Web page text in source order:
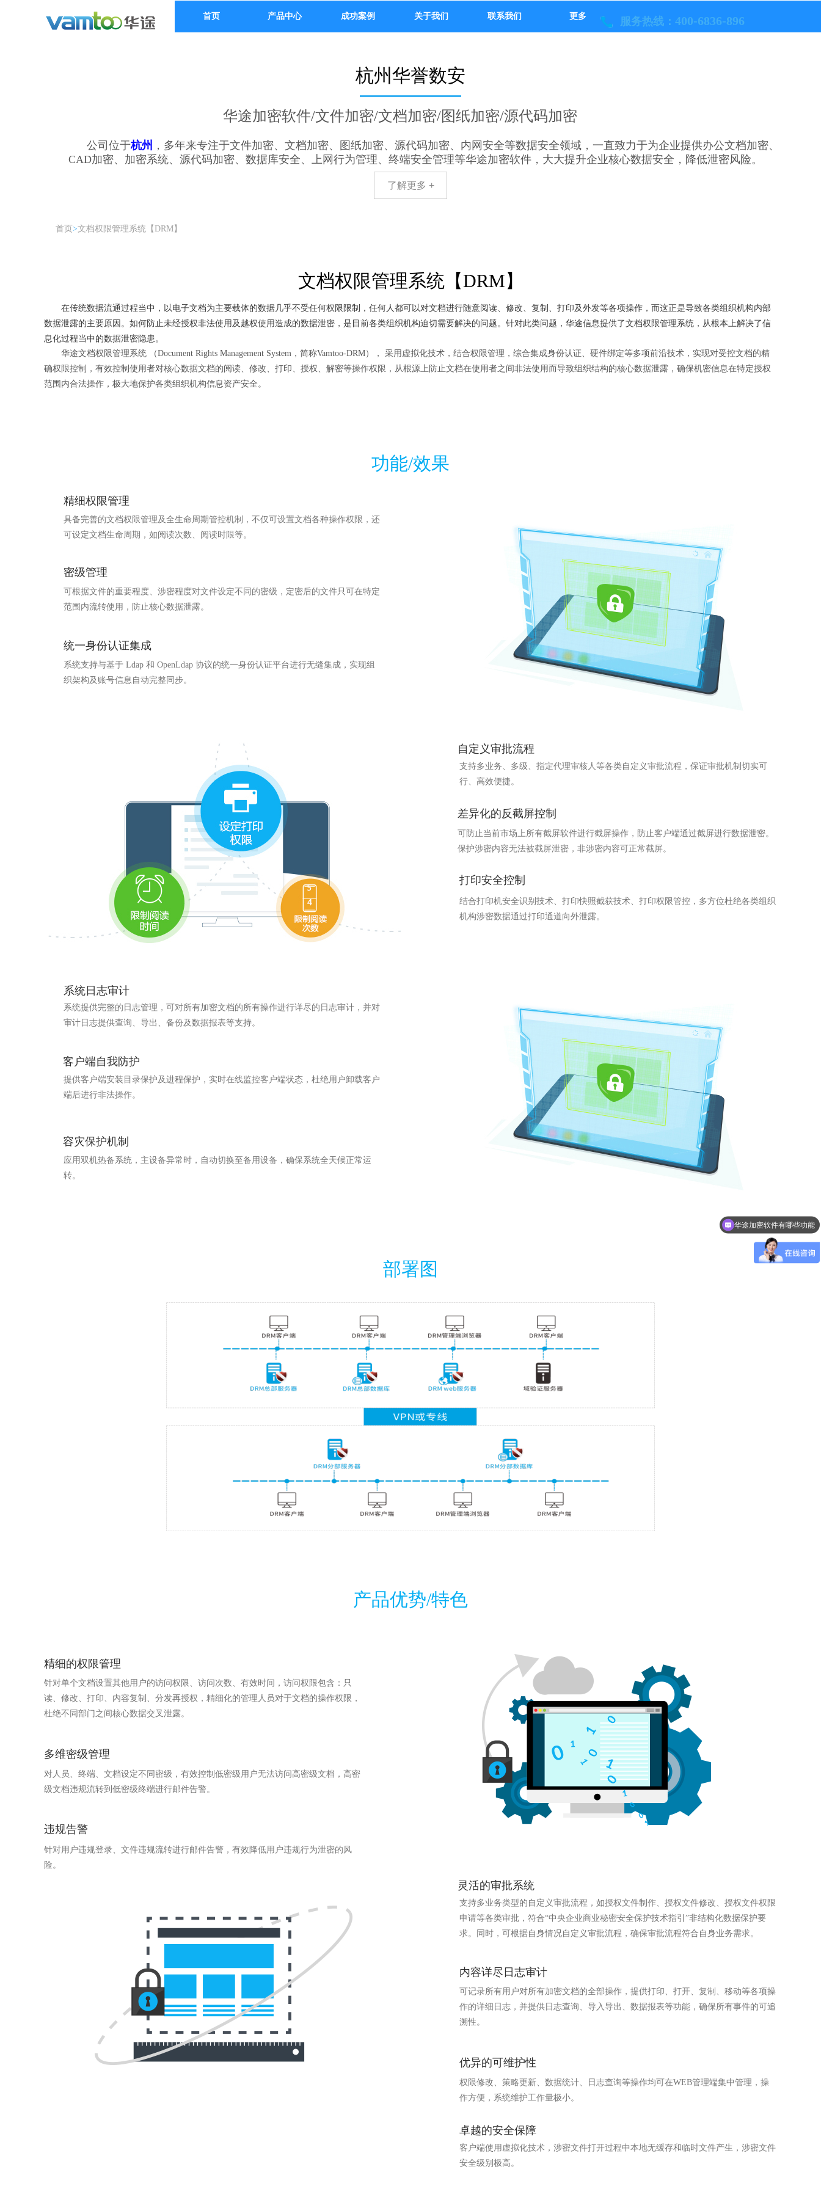
服务热线： 400-6836-896
首页 产品中心 成功案例 关于我们 联系我们 更多
杭州华誉数安
华途加密软件/文件加密/文档加密/图纸加密/源代码加密
公司位于杭州 ，多年来专注于文件加密、文档加密、图纸加密、源代码加密、内网安全等数据安全领域，一直致力于为企业提供办公文档加密、
CAD加密、加密系统、源代码加密、数据库安全、上网行为管理、终端安全管理等华途加密软件，大大提升企业核心数据安全，降低泄密风险。
了解更多 +
首页 >文档权限管理系统【DRM】
文档权限管理系统【DRM】
在传统数据流通过程当中，以电子文档为主要载体的数据几乎不受任何权限限制，任何人都可以对文档进行随意阅读、修改、复制、打印及外发等各项操作，而这正是导致各类组织机构内部
数据泄露的主要原因。如何防止未经授权非法使用及越权使用造成的数据泄密，是目前各类组织机构迫切需要解决的问题。针对此类问题，华途信息提供了文档权限管理系统，从根本上解决了信
息化过程当中的数据泄密隐患。
华途文档权限管理系统 （Document Rights Management System，简称Vamtoo-DRM）， 采用虚拟化技术，结合权限管理，综合集成身份认证、硬件绑定等多项前沿技术，实现对受控文档的精
确权限控制，有效控制使用者对核心数据文档的阅读、修改、打印、授权、解密等操作权限，从根源上防止文档在使用者之间非法使用而导致组织结构的核心数据泄露，确保机密信息在特定授权
范围内合法操作，极大地保护各类组织机构信息资产安全。
功能/效果
精细权限管理
具备完善的文档权限管理及全生命周期管控机制，不仅可设置文档各种操作权限，还
可设定文档生命周期，如阅读次数、阅读时限等。
密级管理
可根据文件的重要程度、涉密程度对文件设定不同的密级，定密后的文件只可在特定
范围内流转使用，防止核心数据泄露。
统一身份认证集成
系统支持与基于 Ldap 和 OpenLdap 协议的统一身份认证平台进行无缝集成，实现组
织架构及账号信息自动完整同步。
自定义审批流程
支持多业务、多级、指定代理审核人等各类自定义审批流程，保证审批机制切实可
行、高效便捷。
差异化的反截屏控制
可防止当前市场上所有截屏软件进行截屏操作，防止客户端通过截屏进行数据泄密。
保护涉密内容无法被截屏泄密，非涉密内容可正常截屏。
打印安全控制
结合打印机安全识别技术、打印快照截获技术、打印权限管控，多方位杜绝各类组织
机构涉密数据通过打印通道向外泄露。
系统日志审计
系统提供完整的日志管理，可对所有加密文档的所有操作进行详尽的日志审计，并对
审计日志提供查询、导出、备份及数据报表等支持。
客户端自我防护
提供客户端安装目录保护及进程保护，实时在线监控客户端状态，杜绝用户卸载客户
端后进行非法操作。
容灾保护机制
应用双机热备系统，主设备异常时，自动切换至备用设备，确保系统全天候正常运
转。
部署图
产品优势/特色
精细的权限管理
针对单个文档设置其他用户的访问权限、访问次数、有效时间，访问权限包含：只
读、修改、打印、内容复制、分发再授权，精细化的管理人员对于文档的操作权限，
杜绝不同部门之间核心数据交叉泄露。
多维密级管理
对人员、终端、文档设定不同密级，有效控制低密级用户无法访问高密级文档，高密
级文档违规流转到低密级终端进行邮件告警。
违规告警
针对用户违规登录、文件违规流转进行邮件告警，有效降低用户违规行为泄密的风
险。
灵活的审批系统
支持多业务类型的自定义审批流程，如授权文件制作、授权文件修改、授权文件权限
申请等各类审批，符合“中央企业商业秘密安全保护技术指引”非结构化数据保护要
求。同时，可根据自身情况自定义审批流程，确保审批流程符合自身业务需求。
内容详尽日志审计
可记录所有用户对所有加密文档的全部操作，提供打印、打开、复制、移动等各项操
作的详细日志，并提供日志查询、导入导出、数据报表等功能，确保所有事件的可追
溯性。
优异的可维护性
权限修改、策略更新、数据统计、日志查询等操作均可在WEB管理端集中管理，操
作方便，系统维护工作量极小。
卓越的安全保障
客户端使用虚拟化技术，涉密文件打开过程中本地无缓存和临时文件产生，涉密文件
安全级别极高。
可以介绍下华途文件加密产品么？